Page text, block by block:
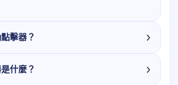
擊器？
什麼？